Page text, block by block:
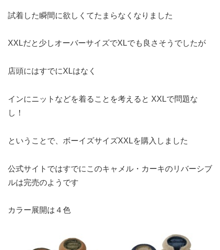
試着した瞬間に欲しくてたまらなくなりました
XXLだと少しオーバーサイズでXLでも良さそうでしたが
店頭にはすでにXLはなく
インにニットなどを着ることを考えると XXLで問題な
し！
ということで、ボーイズサイズXXLを購入しました
公式サイトではすでにこのキャメル・カーキのリバーシブ
ルは完売のようです
カラー展開は４色